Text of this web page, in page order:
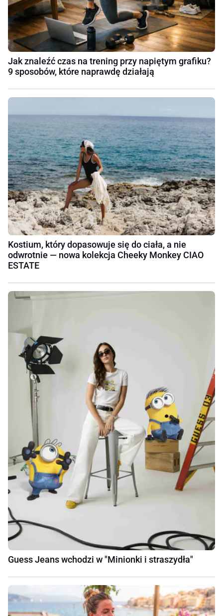
Jak znaleźć czas na trening przy napiętym grafiku?
9 sposobów, które naprawdę działają
Kostium, który dopasowuje się do ciała, a nie
odwrotnie — nowa kolekcja Cheeky Monkey CIAO
ESTATE
Guess Jeans wchodzi w "Minionki i straszydła"